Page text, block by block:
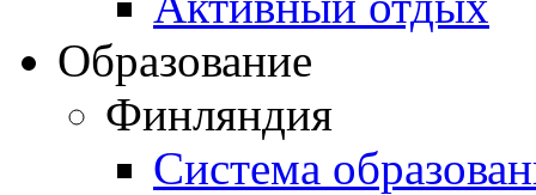
Образование
Финляндия
Система